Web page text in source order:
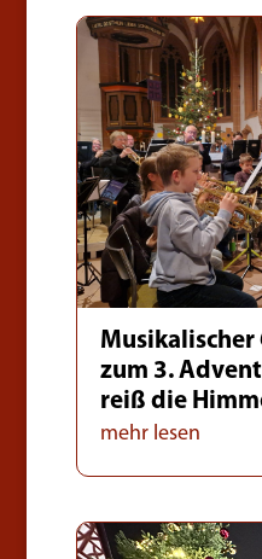
zum 3.
reiß die
mehr lesen